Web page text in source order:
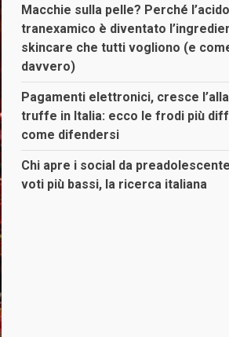
Macchie sulla pelle? Perché l’acido
tranexamico è diventato
skincare che tutti vogliono (e
davvero)
Pagamenti elettronici, cresce
truffe in Italia: ecco le frodi più
come difendersi
Chi apre i social da
voti più bassi, la ricerca italiana